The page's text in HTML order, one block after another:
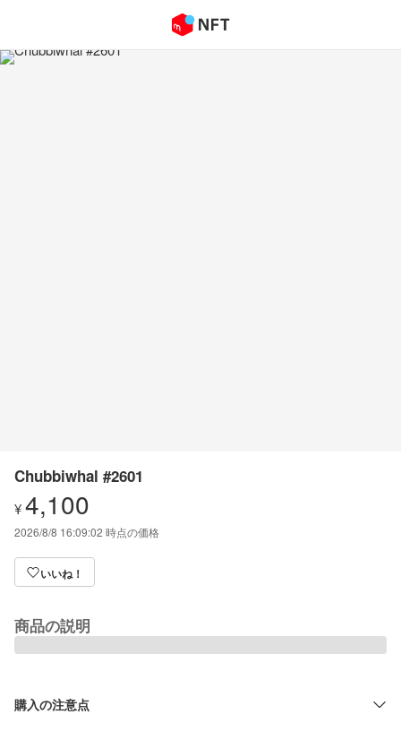
Chubbiwhal #2601
¥4,100
2026/8/8 16:09:02 時点の価格
いいね！
商品の説明
購入の注意点